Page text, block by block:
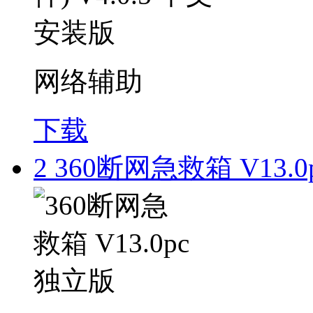
网络辅助
下载
2 360断网急救箱